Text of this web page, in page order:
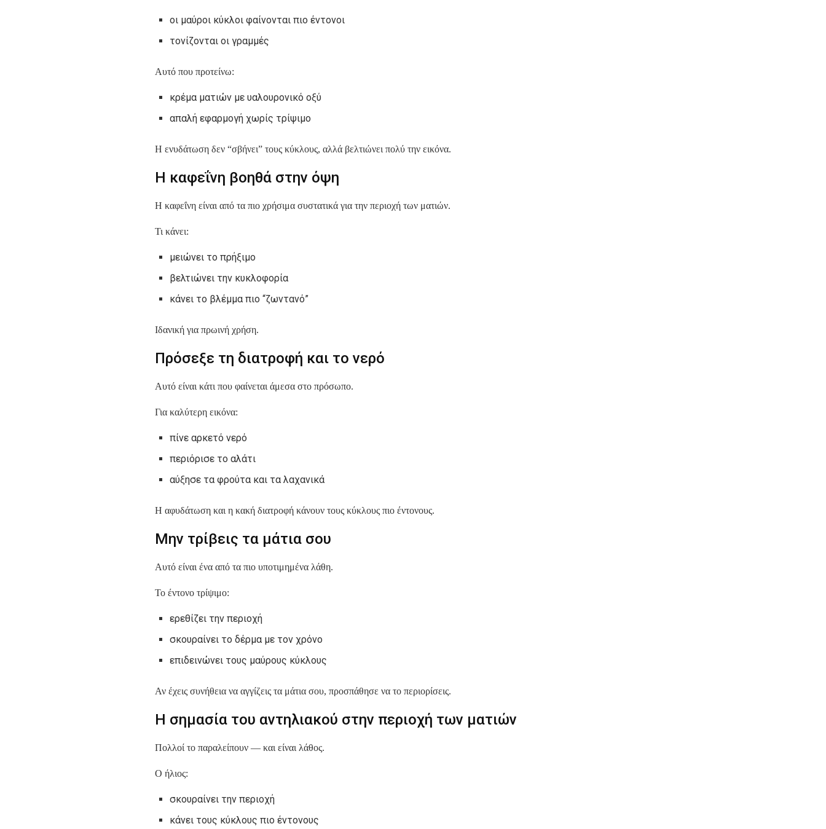
οι μαύροι κύκλοι φαίνονται πιο έντονοι
τονίζονται οι γραμμές
Αυτό που προτείνω:
κρέμα ματιών με υαλουρονικό οξύ
απαλή εφαρμογή χωρίς τρίψιμο
Η ενυδάτωση δεν “σβήνει” τους κύκλους, αλλά βελτιώνει πολύ την εικόνα.
Η καφεΐνη βοηθά στην όψη
Η καφεΐνη είναι από τα πιο χρήσιμα συστατικά για την περιοχή των ματιών.
Τι κάνει:
μειώνει το πρήξιμο
βελτιώνει την κυκλοφορία
κάνει το βλέμμα πιο “ζωντανό”
Ιδανική για πρωινή χρήση.
Πρόσεξε τη διατροφή και το νερό
Αυτό είναι κάτι που φαίνεται άμεσα στο πρόσωπο.
Για καλύτερη εικόνα:
πίνε αρκετό νερό
περιόρισε το αλάτι
αύξησε τα φρούτα και τα λαχανικά
Η αφυδάτωση και η κακή διατροφή κάνουν τους κύκλους πιο έντονους.
Μην τρίβεις τα μάτια σου
Αυτό είναι ένα από τα πιο υποτιμημένα λάθη.
Το έντονο τρίψιμο:
ερεθίζει την περιοχή
σκουραίνει το δέρμα με τον χρόνο
επιδεινώνει τους μαύρους κύκλους
Αν έχεις συνήθεια να αγγίζεις τα μάτια σου, προσπάθησε να το περιορίσεις.
Η σημασία του αντηλιακού στην περιοχή των ματιών
Πολλοί το παραλείπουν — και είναι λάθος.
Ο ήλιος:
σκουραίνει την περιοχή
κάνει τους κύκλους πιο έντονους